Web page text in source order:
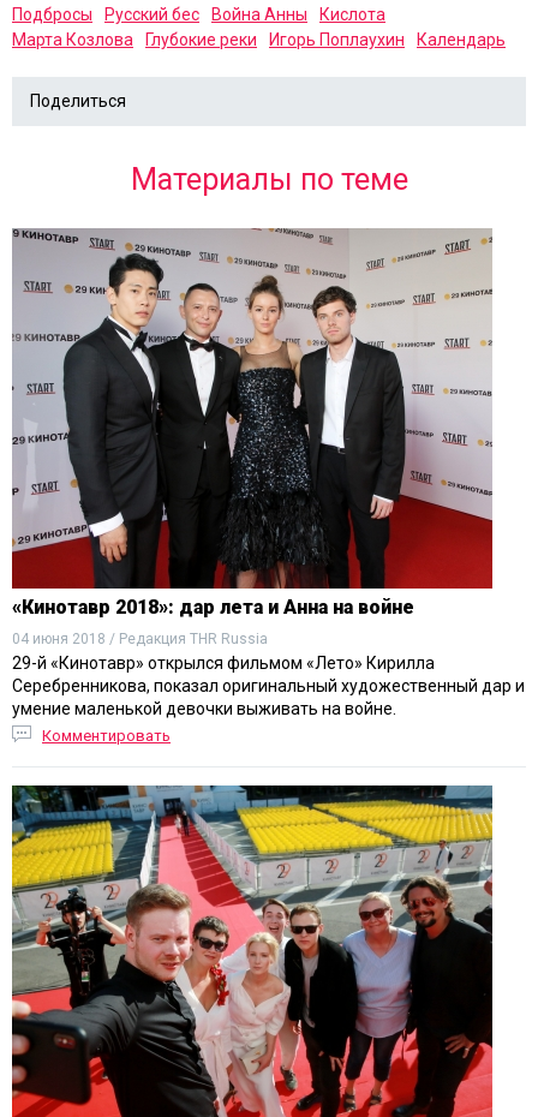
Подбросы
Русский бес Война Анны
Кислота
Марта Козлова
Глубокие реки Игорь Поплаухин Календарь
Поделиться
Материалы по теме
«Кинотавр 2018»: дар лета и Анна на войне
04 июня 2018 / Редакция THR Russia
29-й «Кинотавр» открылся фильмом «Лето» Кирилла
Серебренникова, показал оригинальный художественный дар и
умение маленькой девочки выживать на войне.
Комментировать